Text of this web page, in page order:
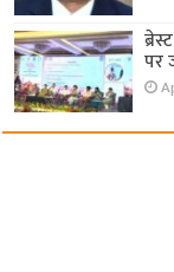
पर